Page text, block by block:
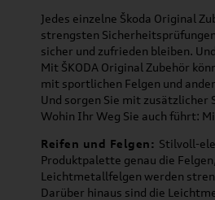
Jedes einzelne Škoda Original
strengsten
sicher und zufrieden bleiben.
Mit ŠKODA Original Zubehör
mit sportlichen Felgen und
Und sorgen Sie mit
Wohin Ihr Weg Sie auch führt:
Reifen und Felgen: Stilvoll-
Produktpalette genau die
Leichtmetallfelgen werden
Darüber hinaus sind die